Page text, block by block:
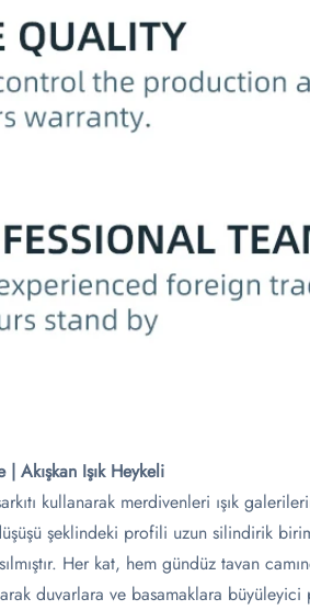
Akışkan Işık Heykeli​
kullanarak merdivenleri ışık
şeklindeki profili uzun silindirik
Her kat, hem gündüz tavan
duvarlara ve basamaklara büyüleyici